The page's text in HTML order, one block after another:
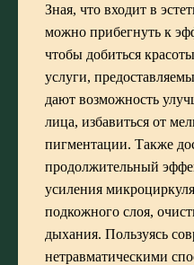
Зная, что входит в
можно прибегнуть к
чтобы добиться
услуги,
дают возможность
лица, избавиться от
пигментации. Также
продолжительный
усиления
подкожного слоя,
дыхания. Пользуясь
нетравматическими